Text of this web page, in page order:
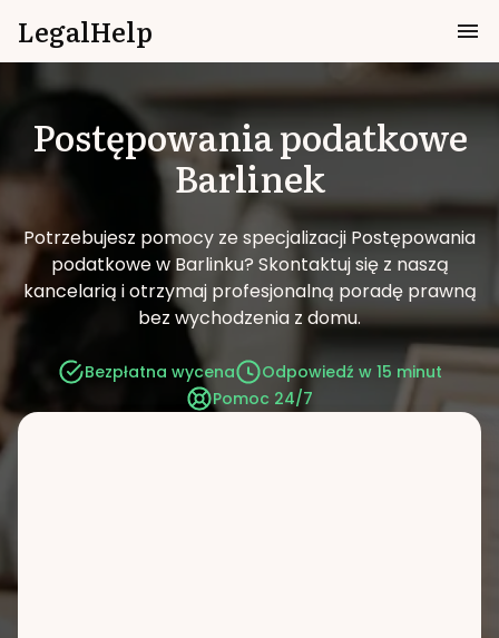
LegalHelp
Postępowania podatkowe
Barlinek
Potrzebujesz pomocy ze specjalizacji Postępowania
podatkowe w Barlinku? Skontaktuj się z naszą
kancelarią i otrzymaj profesjonalną poradę prawną
bez wychodzenia z domu.
Bezpłatna wycena
Odpowiedź w 15 minut
Pomoc 24/7